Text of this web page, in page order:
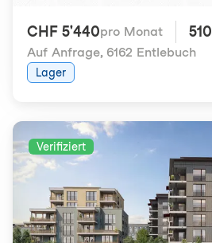
CHF 5'440pro Monat 510
Auf Anfrage, 6162 Entlebuch
Lager
Verifiziert